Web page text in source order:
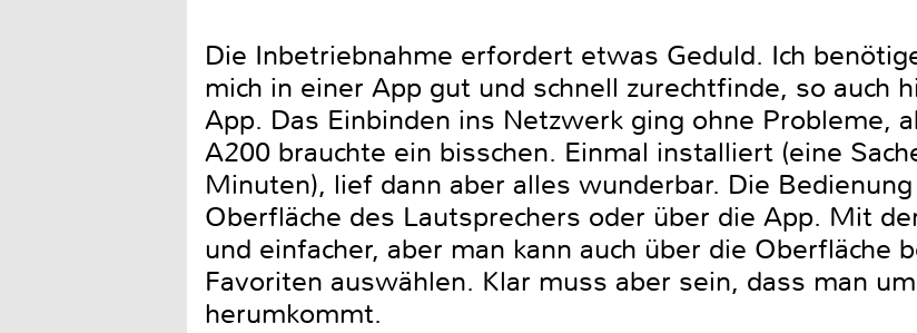
Die Inbetriebnahme erfordert etwas Geduld. Ich
mich in einer App gut und schnell zurechtfinde, so auch
App. Das Einbinden ins Netzwerk ging ohne Probleme,
A200 brauchte ein bisschen. Einmal installiert (eine
Minuten), lief dann aber alles wunderbar. Die
Oberfläche des Lautsprechers oder über die App. Mit
und einfacher, aber man kann auch über die Oberfläche
Favoriten auswählen. Klar muss aber sein, dass man
herumkommt.